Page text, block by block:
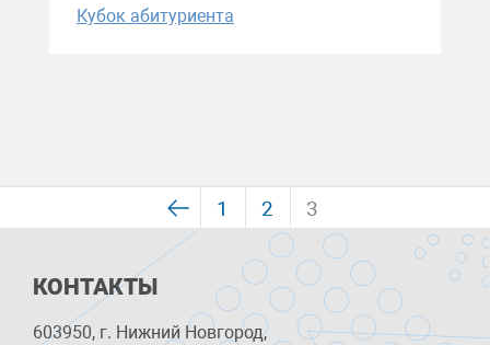
Кубок абитуриента
1 2 3
КОНТАКТЫ
603950, г. Нижний Новгород,